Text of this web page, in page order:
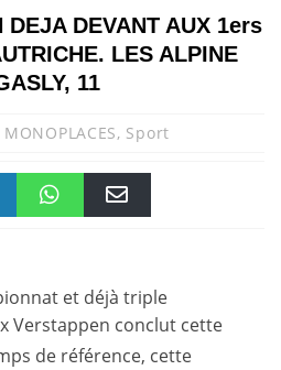
DEJA DEVANT AUX 1ers
LES ALPINE
11
MONOPLACES, Sport
et déjà triple
Verstappen conclut cette
de référence, cette